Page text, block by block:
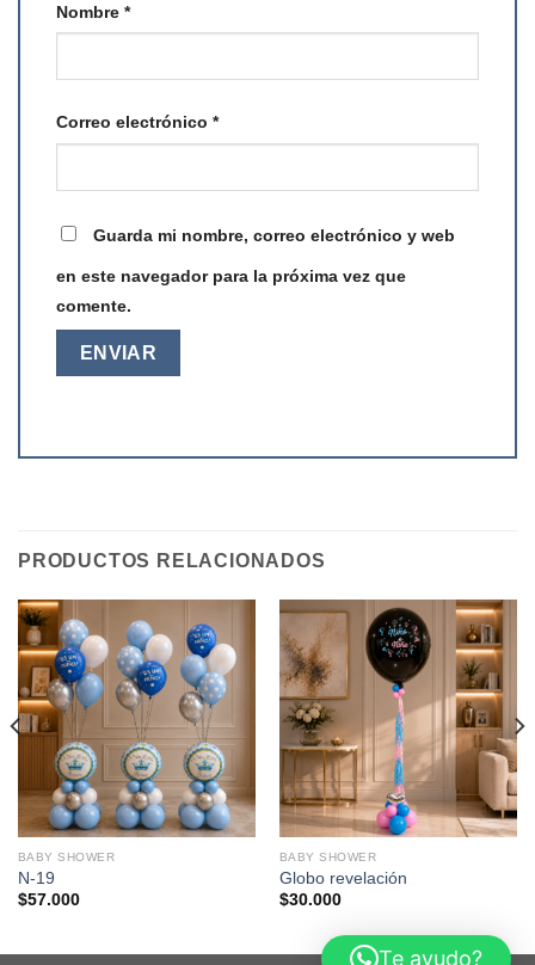
Nombre *
Correo electrónico *
Guarda mi nombre, correo electrónico y web
en este navegador para la próxima vez que
comente.
PRODUCTOS RELACIONADOS
BABY SHOWER
N-19
$57.000
BABY SHOWER
Globo revelación
$30.000
Te ayudo?